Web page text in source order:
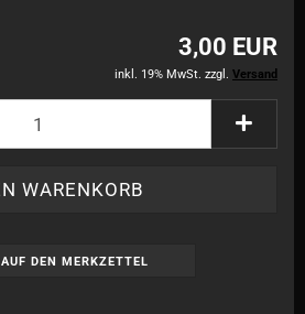
3,00 EUR
inkl. 19% MwSt. zzgl. Versand
AUF DEN MERKZETTEL